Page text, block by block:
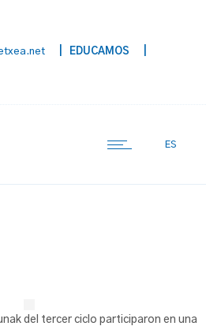
| EDUCAMOS
ES
del tercer ciclo participaron en una